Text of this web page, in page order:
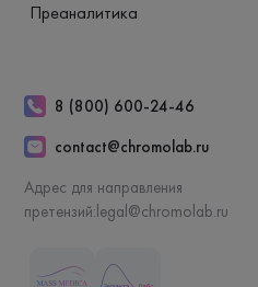
Преаналитика
8 (800) 600-24-46
contact@chromolab.ru
Адрес для направления
претензий:legal@chromolab.ru